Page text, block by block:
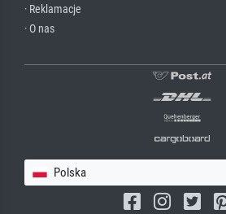
· Reklamacje
· O nas
Polska